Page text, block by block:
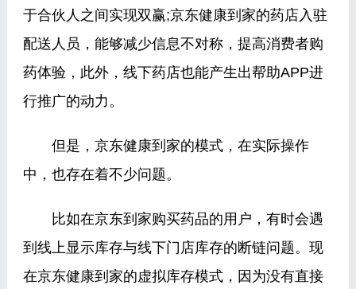
于合伙人之间实现双赢;京东健康到家的药店入驻
配送人员，能够减少信息不对称，提高消费者购
药体验，此外，线下药店也能产生出帮助APP进
行推广的动力。
但是，京东健康到家的模式，在实际操作
中，也存在着不少问题。
比如在京东到家购买药品的用户，有时会遇
到线上显示库存与线下门店库存的断链问题。现
在京东健康到家的虚拟库存模式，因为没有直接